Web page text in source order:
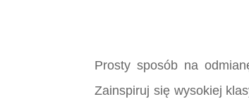
Prosty sposób na
Zainspiruj się wysokiej